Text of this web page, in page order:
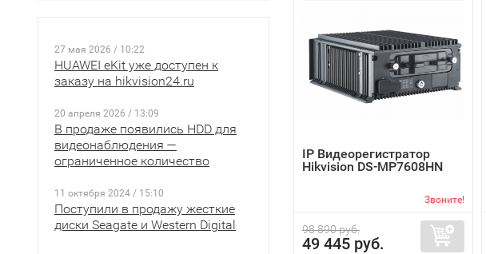
27 мая 2026 / 10:22
HUAWEI eKit уже доступен к
заказу на hikvision24.ru
20 апреля 2026 / 13:09
В продаже появились HDD для
видеонаблюдения —
ограниченное количество
11 октября 2024 / 15:10
Поступили в продажу жесткие
диски Seagate и Western Digital
IP Видеорегистратор
Hikvision DS-MP7608HN
Звоните!
98 890 руб.
49 445 руб.